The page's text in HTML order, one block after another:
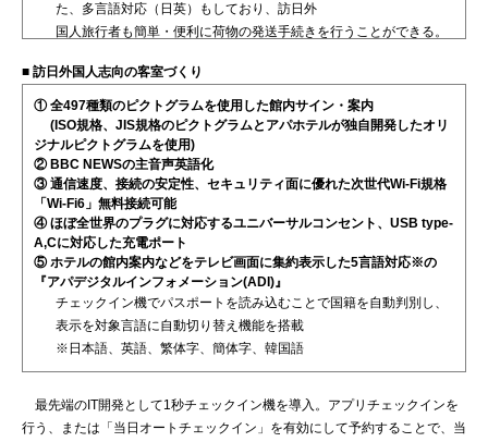
た、多言語対応（日英）もしており、訪日外
国人旅行者も簡単・便利に荷物の発送手続きを行うことができる。
■ 訪日外国人志向の客室づくり
① 全497種類のピクトグラムを使用した館内サイン・案内
(ISO規格、JIS規格のピクトグラムとアパホテルが独自開発したオリ
ジナルピクトグラムを使用)
② BBC NEWSの主音声英語化
③ 通信速度、接続の安定性、セキュリティ面に優れた次世代Wi-Fi規格
「Wi-Fi6」無料接続可能
④ ほぼ全世界のプラグに対応するユニバーサルコンセント、USB type-
A,Cに対応した充電ポート
⑤ ホテルの館内案内などをテレビ画面に集約表示した5言語対応※の
『アパデジタルインフォメーション(ADI)』
チェックイン機でパスポートを読み込むことで国籍を自動判別し、
表示を対象言語に自動切り替え機能を搭載
※日本語、英語、繁体字、簡体字、韓国語
最先端のIT開発として1秒チェックイン機を導入。アプリチェックインを
行う、または「当日オートチェックイン」を有効にして予約することで、当